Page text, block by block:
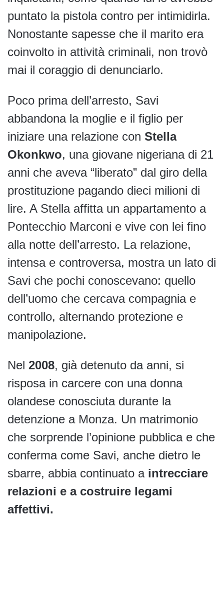
puntato la pistola contro per intimidirla.
Nonostante sapesse che il marito era
coinvolto in attività criminali, non trovò
mai il coraggio di denunciarlo.
Poco prima dell’arresto, Savi
abbandona la moglie e il figlio per
iniziare una relazione con Stella
Okonkwo, una giovane nigeriana di 21
anni che aveva “liberato” dal giro della
prostituzione pagando dieci milioni di
lire. A Stella affitta un appartamento a
Pontecchio Marconi e vive con lei fino
alla notte dell’arresto. La relazione,
intensa e controversa, mostra un lato di
Savi che pochi conoscevano: quello
dell’uomo che cercava compagnia e
controllo, alternando protezione e
manipolazione.
Nel 2008, già detenuto da anni, si
risposa in carcere con una donna
olandese conosciuta durante la
detenzione a Monza. Un matrimonio
che sorprende l’opinione pubblica e che
conferma come Savi, anche dietro le
sbarre, abbia continuato a intrecciare
relazioni e a costruire legami
affettivi.